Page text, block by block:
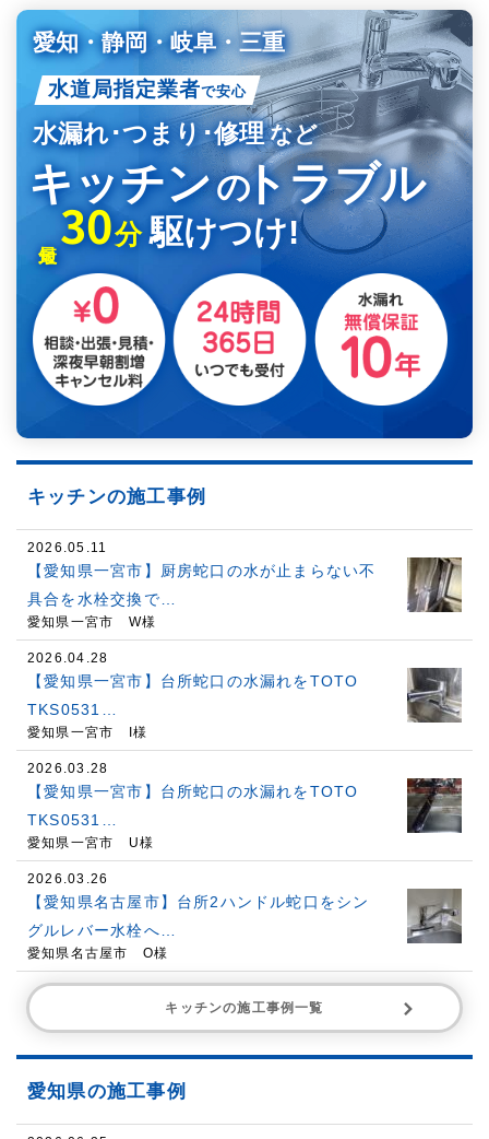
愛知・静岡・岐阜・三重
水道局指定業者で安心
水漏れ･つまり･修理など
キッチンのトラブル
30分 駆けつけ!
キッチンの施工事例
2026.05.11
【愛知県一宮市】厨房蛇口の水が止まらない不
具合を水栓交換で…
愛知県一宮市 W様
2026.04.28
【愛知県一宮市】台所蛇口の水漏れをTOTO
TKS0531…
愛知県一宮市 I様
2026.03.28
【愛知県一宮市】台所蛇口の水漏れをTOTO
TKS0531…
愛知県一宮市 U様
2026.03.26
【愛知県名古屋市】台所2ハンドル蛇口をシン
グルレバー水栓へ…
愛知県名古屋市 O様
キッチンの施工事例一覧
愛知県の施工事例